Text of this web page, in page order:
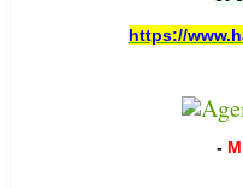
https://
-